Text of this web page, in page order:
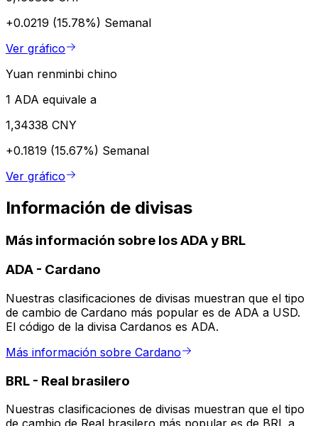
+0.0219 (15.78%) Semanal
Ver gráfico
Yuan renminbi chino
1 ADA equivale a
1,34338 CNY
+0.1819 (15.67%) Semanal
Ver gráfico
Información de divisas
Más información sobre los ADA y BRL
ADA - Cardano
Nuestras clasificaciones de divisas muestran que el tipo
de cambio de Cardano más popular es de ADA a USD.
El código de la divisa Cardanos es ADA.
Más información sobre Cardano
BRL - Real brasilero
Nuestras clasificaciones de divisas muestran que el tipo